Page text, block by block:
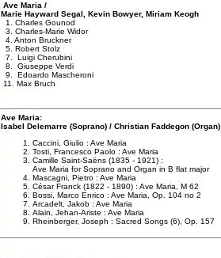
Ave Maria /
Marie Hayward Segal, Kevin Bowyer, Miriam Keogh
1. Charles Gounod
3. Charles-Marie Widor
4. Anton Bruckner
5. Robert Stolz
7. Luigi Cherubini
8. Giuseppe Verdi
9. Edoardo Mascheroni
11. Max Bruch
Ave Maria:
Isabel Delemarre (Soprano) / Christian Faddegon (Organ)
Caccini, Giulio : Ave Maria
Tosti, Francesco Paolo : Ave Maria
Camille Saint-Saëns (1835 - 1921) :
Ave Maria for Soprano and Organ in B flat major
Mascagni, Pietro : Ave Maria
César Franck (1822 - 1890) : Ave Maria, M 62
Bossi, Marco Enrico : Ave Maria, Op. 104 no 2
Arcadelt, Jakob : Ave Maria
Alain, Jehan-Ariste : Ave Maria
Rheinberger, Joseph : Sacred Songs (6), Op. 157